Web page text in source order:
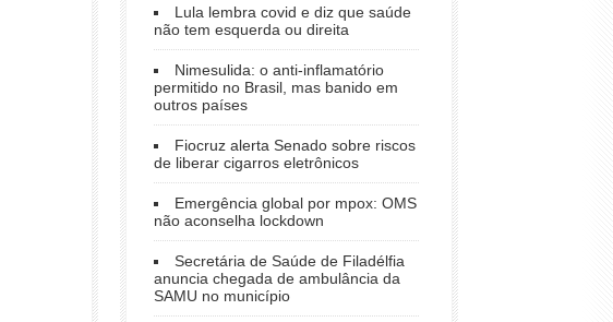
Lula lembra covid e diz que saúde
não tem esquerda ou direita
Nimesulida: o anti-inflamatório
permitido no Brasil, mas banido em
outros países
Fiocruz alerta Senado sobre riscos
de liberar cigarros eletrônicos
Emergência global por mpox: OMS
não aconselha lockdown
Secretária de Saúde de Filadélfia
anuncia chegada de ambulância da
SAMU no município